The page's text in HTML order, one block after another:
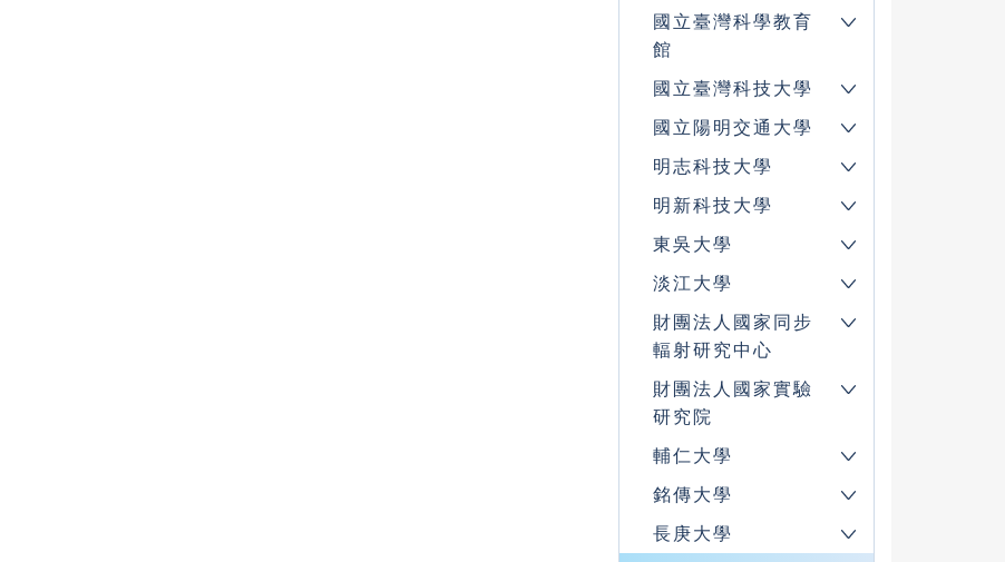
國立臺灣科學教育
館
國立臺灣科技大學
國立陽明交通大學
明志科技大學
明新科技大學
東吳大學
淡江大學
財團法人國家同步
輻射研究中心
財團法人國家實驗
研究院
輔仁大學
銘傳大學
長庚大學